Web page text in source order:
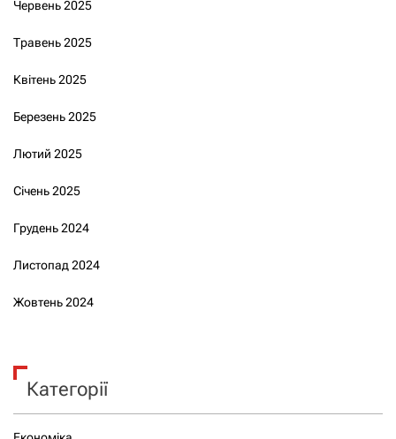
Червень 2025
Травень 2025
Квітень 2025
Березень 2025
Лютий 2025
Січень 2025
Грудень 2024
Листопад 2024
Жовтень 2024
Категорії